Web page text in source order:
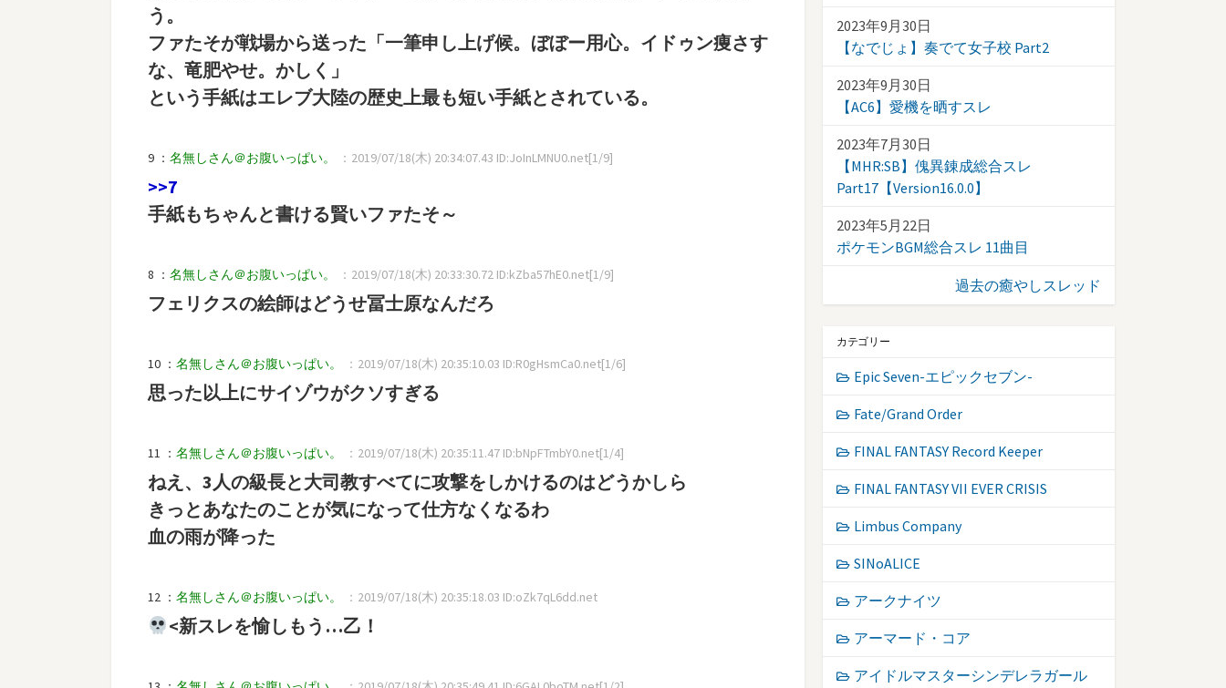
う。
ファたそが戦場から送った「一筆申し上げ候。ぼぼー用心。イドゥン痩さす
な、竜肥やせ。かしく」
という手紙はエレブ大陸の歴史上最も短い手紙とされている。
9 ： 名無しさん＠お腹いっぱい。 ：2019/07/18(木) 20:34:07.43 ID:JoInLMNU0.net[1/9]
>>7
手紙もちゃんと書ける賢いファたそ～
8 ： 名無しさん＠お腹いっぱい。 ：2019/07/18(木) 20:33:30.72 ID:kZba57hE0.net[1/9]
フェリクスの絵師はどうせ冨士原なんだろ
10 ： 名無しさん＠お腹いっぱい。 ：2019/07/18(木) 20:35:10.03 ID:R0gHsmCa0.net[1/6]
思った以上にサイゾウがクソすぎる
11 ： 名無しさん＠お腹いっぱい。 ：2019/07/18(木) 20:35:11.47 ID:bNpFTmbY0.net[1/4]
ねえ、3人の級長と大司教すべてに攻撃をしかけるのはどうかしら
きっとあなたのことが気になって仕方なくなるわ
血の雨が降った
12 ： 名無しさん＠お腹いっぱい。 ：2019/07/18(木) 20:35:18.03 ID:oZk7qL6dd.net
<新スレを愉しもう…乙！
2023年9月30日
【なでじょ】奏でて女子校 Part2
2023年9月30日
【AC6】愛機を晒すスレ
2023年7月30日
【MHR:SB】傀異錬成総合スレ
Part17【Version16.0.0】
2023年5月22日
ポケモンBGM総合スレ 11曲目
過去の癒やしスレッド
カテゴリー
Epic Seven-エピックセブン-
Fate/Grand Order
FINAL FANTASY Record Keeper
FINAL FANTASY VII EVER CRISIS
Limbus Company
SINoALICE
アークナイツ
アーマード・コア
アイドルマスターシンデレラガール